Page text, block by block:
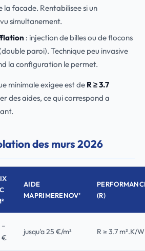
la facade. Rentabilisee si un
simultanement.
: injection de billes ou de flocons
paroi). Technique peu invasive
la configuration le permet.
minimale exigee est de R ≥ 3.7
des aides, ce qui correspond a
des murs 2026
AIDE
MAPRIMERENOV'
(R)
€
jusqu'a 25 €/m² R ≥ 3.7 m².K/W